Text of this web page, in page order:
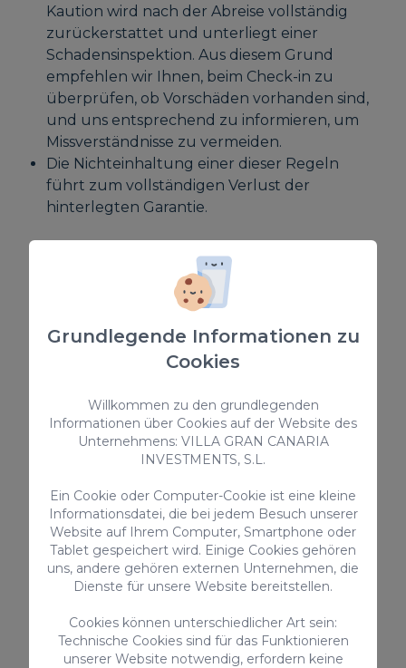
Kaution wird nach der Abreise vollständig
zurückerstattet und unterliegt einer
Schadensinspektion. Aus diesem Grund
empfehlen wir Ihnen, beim Check-in zu
überprüfen, ob Vorschäden vorhanden sind,
und uns entsprechend zu informieren, um
Missverständnisse zu vermeiden.
Die Nichteinhaltung einer dieser Regeln
führt zum vollständigen Verlust der
hinterlegten Garantie.
Anfrage wie folgt berechnet:
** Zwischen 20:30 und 22:00 Uhr - 30€
** Zwischen 22:00 und 00:00 Uhr - 50€
** Zwischen 00:00 und 01:30 Uhr - 80€
Regionaler Touristenlizenzcode für
Ferienvermietungen: VV-35-1-0018173
Nationale Registrierungsnummer für
kurzfristige Vermietungen:
ESFCTU00003501200022833500000000000
00VV-35-1-00181730
Außendusche
Vitro Keramik
Grundlegende Informationen zu
Cookies
Willkommen zu den grundlegenden
Informationen über Cookies auf der Website des
Unternehmens: VILLA GRAN CANARIA
INVESTMENTS, S.L.
Ein Cookie oder Computer-Cookie ist eine kleine
Informationsdatei, die bei jedem Besuch unserer
Website auf Ihrem Computer, Smartphone oder
Tablet gespeichert wird. Einige Cookies gehören
uns, andere gehören externen Unternehmen, die
Dienste für unsere Website bereitstellen.
Cookies können unterschiedlicher Art sein:
Technische Cookies sind für das Funktionieren
unserer Website notwendig, erfordern keine